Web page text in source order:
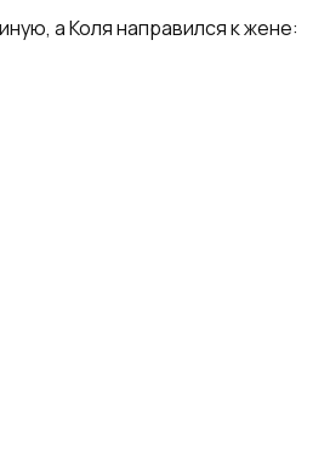
а Коля направился к жене: